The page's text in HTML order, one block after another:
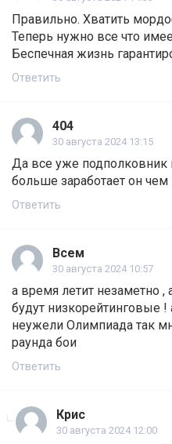
Правильно. Хватить
Теперь нужно все что
Беспечная жизнь
Ответить
404
30 августа 2024 13:15
Да все уже подполковник
больше заработает он чем
Ответить
Всем
30 августа 2024 10:57
а время летит незаметно ,
будут низкорейтинговые
неужели Олимпиада так
раунда бои
Ответить
Крис
30 августа 2024 12:00